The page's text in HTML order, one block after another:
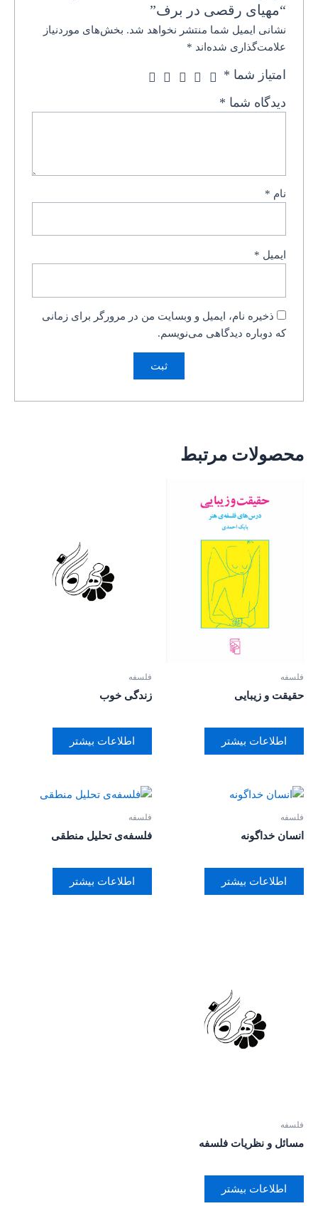
“مهیای رقصی در برف”
نشانی ایمیل شما منتشر نخواهد شد. بخش‌های موردنیاز
علامت‌گذاری شده‌اند *
امتیاز شما *
دیدگاه شما *
نام *
ایمیل *
ذخیره نام، ایمیل و وبسایت من در مرورگر برای زمانی
که دوباره دیدگاهی می‌نویسم.
محصولات مرتبط
فلسفه
حقیقت و زیبایی
اطلاعات بیشتر
فلسفه
زندگی خوب
اطلاعات بیشتر
فلسفه
انسان خداگونه
اطلاعات بیشتر
فلسفه
فلسفه‌ی تحلیل منطقی
اطلاعات بیشتر
فلسفه
مسائل و نظریات فلسفه
اطلاعات بیشتر